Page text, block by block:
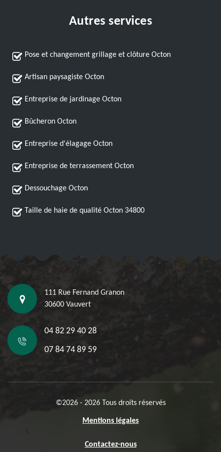
Autres services
Pose et changement grillage et clôture Octon
Artisan paysagiste Octon
Entreprise de jardinage Octon
Bûcheron Octon
Entreprise d'élagage Octon
Entreprise de terrassement Octon
Dessouchage Octon
Taille de haie de qualité Octon 34800
111 Rue Fernand Granon
30600 Vauvert
04 82 29 40 28
07 84 74 89 59
©2026 - 2026 Tous droits réservés
Mentions légales
Contactez-nous